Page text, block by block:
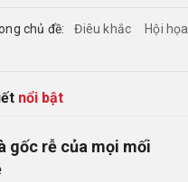
chủ đề: Điêu khắc Hội họa
nổi bật
gốc rễ của mọi mối